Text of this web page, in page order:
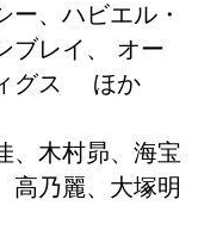
ー、ハビエル・
ブレイ、 オー
ィグス ほか
、木村昴、海宝
高乃麗、大塚明